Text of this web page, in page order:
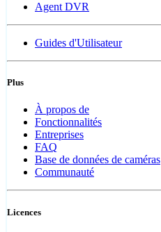
Agent DVR
Guides d'Utilisateur
Plus
À propos de
Fonctionnalités
Entreprises
FAQ
Base de données de caméras
Communauté
Licences